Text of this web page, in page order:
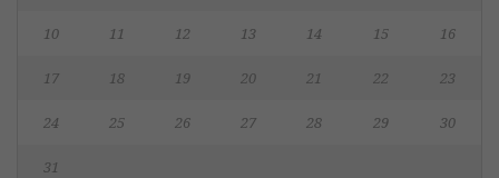
10 11 12 13 14 15 16
17 18 19 20 21 22 23
24 25 26 27 28 29 30
31